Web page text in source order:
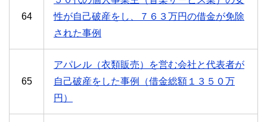
64
性が自己破産をし、７６３万円の借金が免除
された事例
65
アパレル（衣類販売）を営む会社と代表者が
自己破産をした事例（借金総額１３５０万
円）